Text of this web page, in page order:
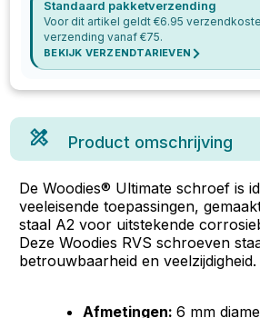
Standaard pakketverzending
Voor dit artikel geldt €6.95
verzending vanaf €75.
BEKIJK VERZENDTARIEVEN
Product omschrijving
De Woodies® Ultimate schroef is
veeleisende toepassingen,
staal A2 voor uitstekende
Deze Woodies RVS schroeven
betrouwbaarheid en veelzijdigheid.
Afmetingen:6 mm